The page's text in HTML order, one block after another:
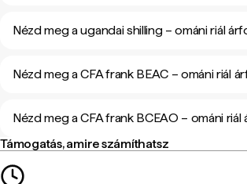
Nézd meg a ugandai shilling – ománi riál
Nézd meg a CFA frank BEAC – ománi riál
Nézd meg a CFA frank BCEAO – ománi
Támogatás, amire számíthatsz